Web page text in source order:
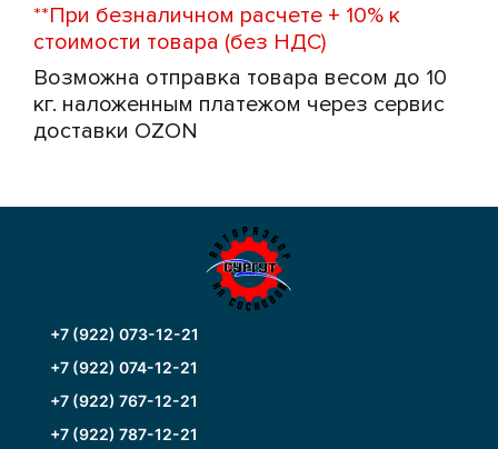
**При безналичном расчете + 10% к
стоимости товара (без НДС)
Возможна отправка товара весом до 10
кг. наложенным платежом через сервис
доставки OZON
+7 (922) 073-12-21
+7 (922) 074-12-21
+7 (922) 767-12-21
+7 (922) 787-12-21